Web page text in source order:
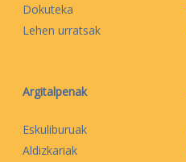
Dokuteka
Lehen urratsak
Argitalpenak
Eskuliburuak
Aldizkariak